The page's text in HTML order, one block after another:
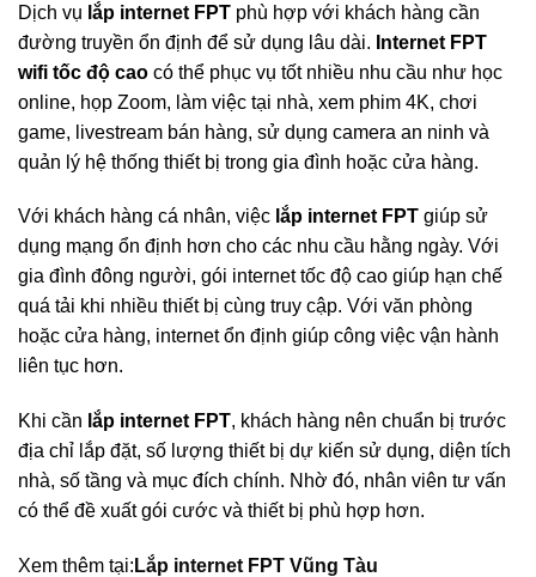
Dịch vụ lắp internet FPT phù hợp với khách hàng cần
đường truyền ổn định để sử dụng lâu dài. Internet FPT
wifi tốc độ cao có thể phục vụ tốt nhiều nhu cầu như học
online, họp Zoom, làm việc tại nhà, xem phim 4K, chơi
game, livestream bán hàng, sử dụng camera an ninh và
quản lý hệ thống thiết bị trong gia đình hoặc cửa hàng.
Với khách hàng cá nhân, việc lắp internet FPT giúp sử
dụng mạng ổn định hơn cho các nhu cầu hằng ngày. Với
gia đình đông người, gói internet tốc độ cao giúp hạn chế
quá tải khi nhiều thiết bị cùng truy cập. Với văn phòng
hoặc cửa hàng, internet ổn định giúp công việc vận hành
liên tục hơn.
Khi cần lắp internet FPT, khách hàng nên chuẩn bị trước
địa chỉ lắp đặt, số lượng thiết bị dự kiến sử dụng, diện tích
nhà, số tầng và mục đích chính. Nhờ đó, nhân viên tư vấn
có thể đề xuất gói cước và thiết bị phù hợp hơn.
Xem thêm tại: Lắp internet FPT Vũng Tàu